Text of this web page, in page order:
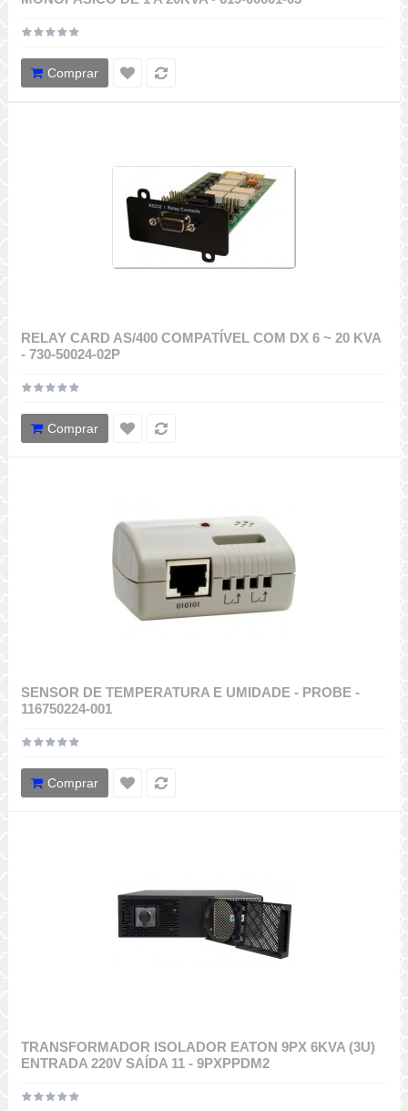
Comprar
RELAY CARD AS/400 COMPATÍVEL COM DX 6 ~ 20 KVA
- 730-50024-02P
Comprar
SENSOR DE TEMPERATURA E UMIDADE - PROBE -
116750224-001
Comprar
TRANSFORMADOR ISOLADOR EATON 9PX 6KVA (3U)
ENTRADA 220V SAÍDA 11 - 9PXPPDM2